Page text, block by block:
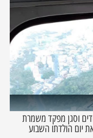
וסגן מפקד משמרת
יום הולדתו השבוע